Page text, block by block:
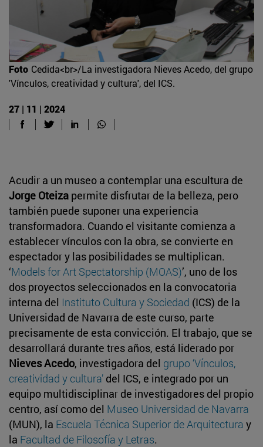
Foto Cedida<br>/La investigadora Nieves Acedo, del grupo
'Vínculos, creatividad y cultura', del ICS.
27 | 11 | 2024
Acudir a un museo a contemplar una escultura de
Jorge Oteiza permite disfrutar de la belleza, pero
también puede suponer una experiencia
transformadora. Cuando el visitante comienza a
establecer vínculos con la obra, se convierte en
espectador y las posibilidades se multiplican.
‘Models for Art Spectatorship (MOAS)’, uno de los
dos proyectos seleccionados en la convocatoria
interna del Instituto Cultura y Sociedad (ICS) de la
Universidad de Navarra de este curso, parte
precisamente de esta convicción. El trabajo, que se
desarrollará durante tres años, está liderado por
Nieves Acedo, investigadora del grupo ‘Vínculos,
creatividad y cultura’ del ICS, e integrado por un
equipo multidisciplinar de investigadores del propio
centro, así como del Museo Universidad de Navarra
(MUN), la Escuela Técnica Superior de Arquitectura y
la Facultad de Filosofía y Letras.